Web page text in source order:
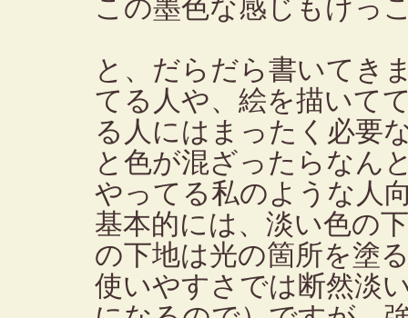
この墨色な感じもけっ
と、だらだら書いてき
てる人や、絵を描いて
る人にはまったく必要
と色が混ざったらなん
やってる私のような人
基本的には、淡い色の
の下地は光の箇所を塗
使いやすさでは断然淡